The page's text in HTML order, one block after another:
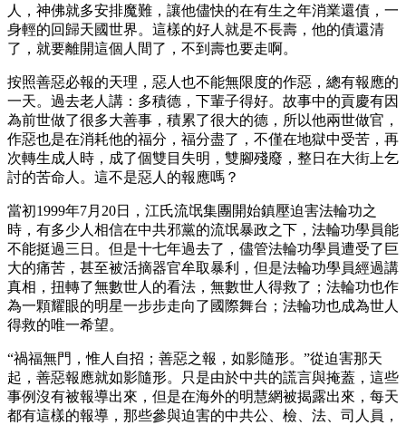
人，神佛就多安排魔難，讓他儘快的在有生之年消業還債，一
身輕的回歸天國世界。這樣的好人就是不長壽，他的債還清
了，就要離開這個人間了，不到壽也要走啊。
按照善惡必報的天理，惡人也不能無限度的作惡，總有報應的
一天。過去老人講：多積德，下輩子得好。故事中的貢慶有因
為前世做了很多大善事，積累了很大的德，所以他兩世做官，
作惡也是在消耗他的福分，福分盡了，不僅在地獄中受苦，再
次轉生成人時，成了個雙目失明，雙腳殘廢，整日在大街上乞
討的苦命人。這不是惡人的報應嗎？
當初1999年7月20日，江氏流氓集團開始鎮壓迫害法輪功之
時，有多少人相信在中共邪黨的流氓暴政之下，法輪功學員能
不能挺過三日。但是十七年過去了，儘管法輪功學員遭受了巨
大的痛苦，甚至被活摘器官牟取暴利，但是法輪功學員經過講
真相，扭轉了無數世人的看法，無數世人得救了；法輪功也作
為一顆耀眼的明星一步步走向了國際舞台；法輪功也成為世人
得救的唯一希望。
“禍福無門，惟人自招；善惡之報，如影隨形。”從迫害那天
起，善惡報應就如影隨形。只是由於中共的謊言與掩蓋，這些
事例沒有被報導出來，但是在海外的明慧網被揭露出來，每天
都有這樣的報導，那些參與迫害的中共公、檢、法、司人員，